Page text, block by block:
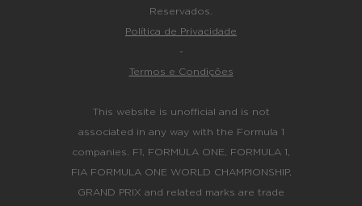
Reservados.
Política de Privacidade
-
Termos e Condições
This website is unofficial and is not
associated in any way with the Formula 1
companies. F1, FORMULA ONE, FORMULA 1,
FIA FORMULA ONE WORLD CHAMPIONSHIP,
GRAND PRIX and related marks are trade